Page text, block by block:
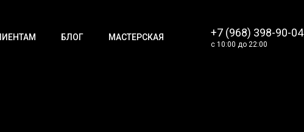
БЛОГ МАСТЕРСКАЯ +7 (968) 398-90-04
с 10:00 до 22:00